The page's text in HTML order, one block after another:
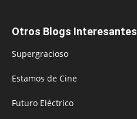
Otros Blogs Interesantes
Supergracioso
Estamos de Cine
Futuro Eléctrico